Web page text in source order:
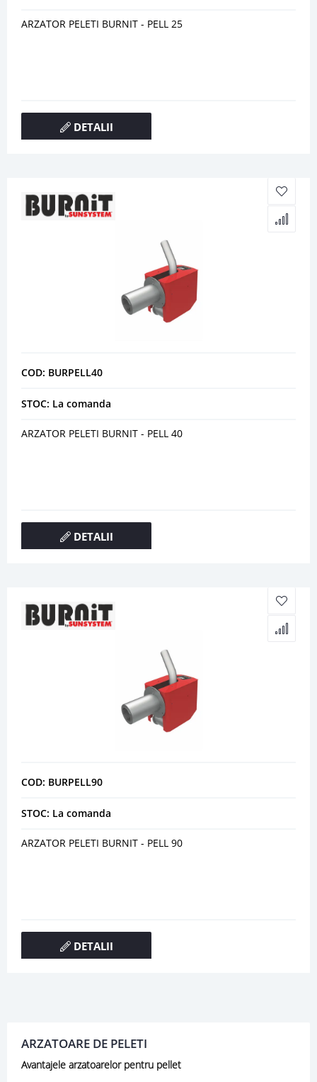
ARZATOR PELETI BURNIT - PELL 25
DETALII
COD: BURPELL40
STOC: La comanda
ARZATOR PELETI BURNIT - PELL 40
DETALII
COD: BURPELL90
STOC: La comanda
ARZATOR PELETI BURNIT - PELL 90
DETALII
ARZATOARE DE PELETI
Avantajele arzatoarelor pentru pellet